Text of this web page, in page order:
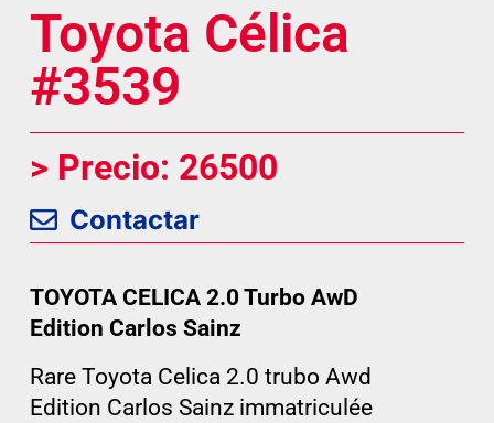
Toyota Célica
#3539
> Precio: 26500
Contactar
TOYOTA CELICA 2.0 Turbo AwD
Edition Carlos Sainz
Rare Toyota Celica 2.0 trubo Awd
Edition Carlos Sainz immatriculée